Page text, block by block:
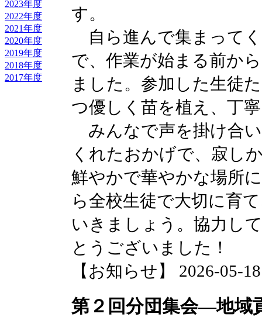
2023年度
2022年度
2021年度
2020年度
2019年度
2018年度
2017年度
す。
自ら進んで集まって
で、作業が始まる前か
ました。参加した生徒
つ優しく苗を植え、丁
みんなで声を掛け合
くれたおかげで、寂し
鮮やかで華やかな場所
ら全校生徒で大切に育
いきましょう。協力し
とうございました！
【お知らせ】 2026-05-
第２回分団集会―地域